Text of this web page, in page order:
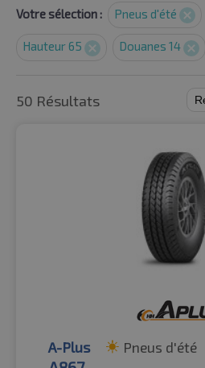
Votre sélection : Pneus d'été
Hauteur 65 Douanes 14
50 Résultats
A-Plus Pneus d'été